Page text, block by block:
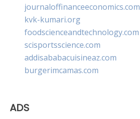
journaloffinanceeconomics.com
kvk-kumari.org
foodscienceandtechnology.com
scisportsscience.com
addisababacuisineaz.com
burgerimcamas.com
ADS